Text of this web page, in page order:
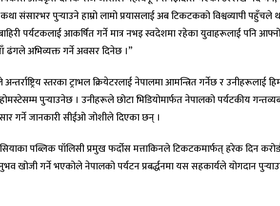
संसारभर पुर्‍याउने हाम्रो लामो प्रयासलाई अब टिकटकको विश्वव्यापी
पर्यटकलाई आकर्षित गर्ने मात्र नभइ स्वदेशमा रहेका युवाहरूलाई पनि
ढंगले अभिव्यक्त गर्ने अवसर दिनेछ ।”
स्तरका ट्राभल क्रियेटरलाई नेपालमा आमन्त्रित गर्नेछ र उनीहरूलाई
पुर्‍याउनेछ । उनीहरूले छोटा भिडियोमार्फत नेपालको पर्यटकीय
गर्ने जानकारी सीईओ जोशीले दिएका छन् ।
पब्लिक पॉलिसी प्रमुख फर्दोस मत्ताकिनले टिकटकमार्फत् हरेक दिन
खोजी गर्ने भएकोले नेपालको पर्यटन प्रबर्द्धनमा यस सहकार्यले योगदान